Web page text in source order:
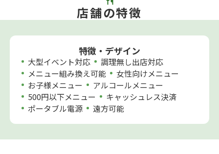
店舗の特徴
特徴・デザイン
大型イベント対応
調理無し出店対応
メニュー組み換え可能
女性向けメニュー
お子様メニュー
アルコールメニュー
500円以下メニュー
キャッシュレス決済
ポータブル電源
遠方可能